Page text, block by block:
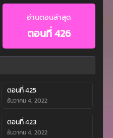
อ่านตอนล่าสุด
ตอนที่ 426
ตอนที่ 425
ธันวาคม 4, 2022
ตอนที่ 423
ธันวาคม 4, 2022